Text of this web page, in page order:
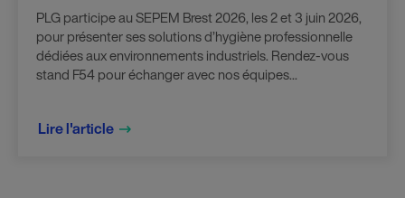
PLG participe au SEPEM Brest 2026, les 2 et 3 juin 2026,
pour présenter ses solutions d’hygiène professionnelle
dédiées aux environnements industriels. Rendez-vous
stand F54 pour échanger avec nos équipes...
Lire l'article